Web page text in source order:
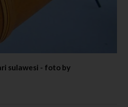
sulawesi - foto by